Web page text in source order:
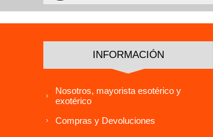
INFORMACIÓN
Nosotros, mayorista esotérico y
exotérico
Compras y Devoluciones